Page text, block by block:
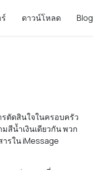
ดาวน์โหลด Blog
ตัดสินใจในครอบครัว
น้ำเงินเดียวกัน พวก
รใน iMessage